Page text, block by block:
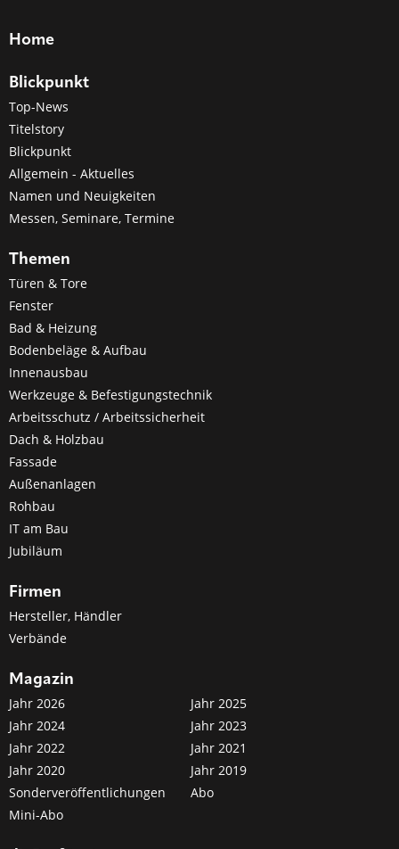
Home
Blickpunkt
Top-News
Titelstory
Blickpunkt
Allgemein - Aktuelles
Namen und Neuigkeiten
Messen, Seminare, Termine
Themen
Türen & Tore
Fenster
Bad & Heizung
Bodenbeläge & Aufbau
Innenausbau
Werkzeuge & Befestigungstechnik
Arbeitsschutz / Arbeitssicherheit
Dach & Holzbau
Fassade
Außenanlagen
Rohbau
IT am Bau
Jubiläum
Firmen
Hersteller, Händler
Verbände
Magazin
Jahr 2026
Jahr 2025
Jahr 2024
Jahr 2023
Jahr 2022
Jahr 2021
Jahr 2020
Jahr 2019
Sonderveröffentlichungen
Abo
Mini-Abo